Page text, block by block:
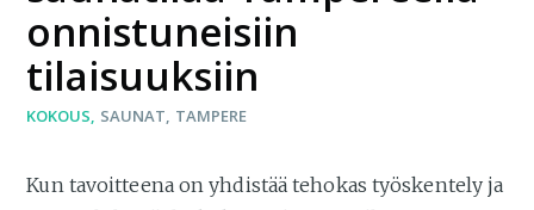
onnistuneisiin
tilaisuuksiin
KOKOUS SAUNAT TAMPERE
Kun tavoitteena on yhdistää tehokas työskentely ja